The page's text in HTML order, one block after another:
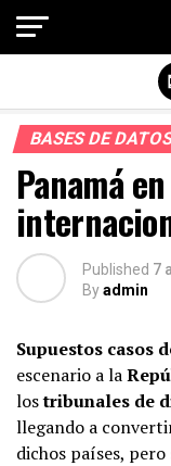
BASES DE
Panamá
Published 7
Byadmin
Supuestos casos
escenario a la
lostribunales de
llegando a
dichos países, pero